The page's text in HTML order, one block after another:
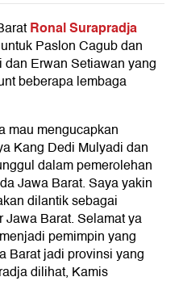
Ronal Surapradja
Paslon Cagub dan
Erwan Setiawan yang
beberapa lembaga
mau mengucapkan
Kang Dedi Mulyadi dan
dalam pemerolehan
Jawa Barat. Saya yakin
dilantik sebagai
Jawa Barat. Selamat ya
pemimpin yang
Barat jadi provinsi yang
dilihat, Kamis